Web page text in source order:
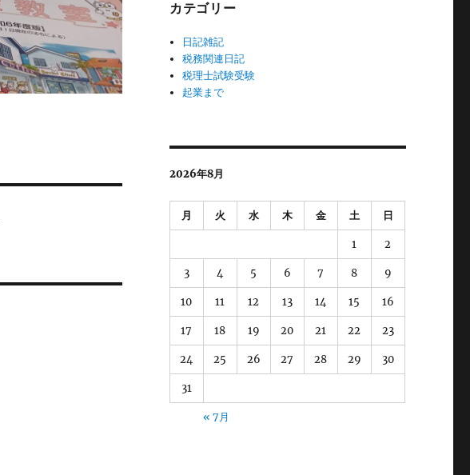
カテゴリー
日記雑記
税務関連日記
税理士試験受験
起業まで
2026年8月
月 火 水 木 金 土 日
1 2
3 4 5 6 7 8 9
10 11 12 13 14 15 16
17 18 19 20 21 22 23
24 25 26 27 28 29 30
31
« 7月